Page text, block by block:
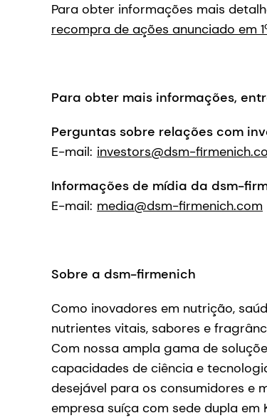
Para obter informações mais
recompra de ações anunciado em
Para obter mais informações,
Perguntas sobre relações com
E-mail: investors@dsm-
Informações de mídia da dsm-
E-mail: media@dsm-firmenich.com
Sobre a dsm-firmenich
Como inovadores em nutrição,
nutrientes vitais, sabores e
Com nossa ampla gama de
capacidades de ciência e
desejável para os consumidores e
empresa suíça com sede dupla em